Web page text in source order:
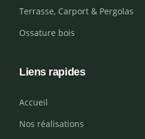
Terrasse, Carport & Pergolas
Ossature bois
Liens rapides
Accueil
Nos réalisations